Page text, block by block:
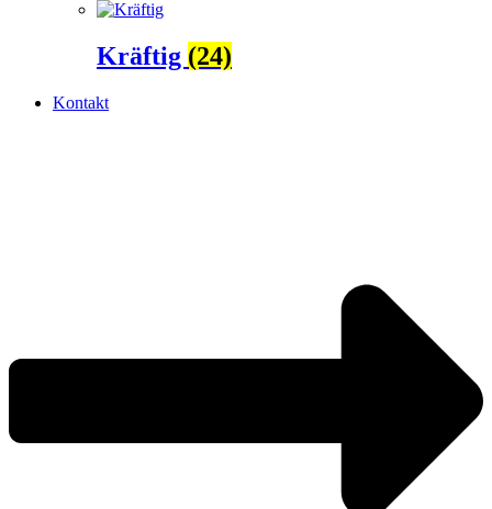
Kräftig (24)
Kontakt